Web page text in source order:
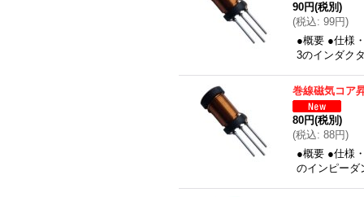
90円(税別)
(税込: 99円)
●概要 ●仕様
3のインダク
巻線磁気コア
80円(税別)
(税込: 88円)
●概要 ●仕様
のインピーダ